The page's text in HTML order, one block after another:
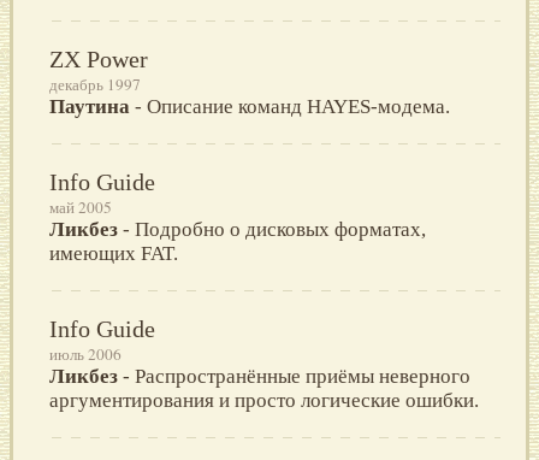
ZX Power
декабрь 1997
Паутина - Описание команд HAYES-модема.
Info Guide
май 2005
Ликбез - Подробно о дисковых форматах,
имеющих FAT.
Info Guide
июль 2006
Ликбез - Распространённые приёмы неверного
аргументирования и просто логические ошибки.